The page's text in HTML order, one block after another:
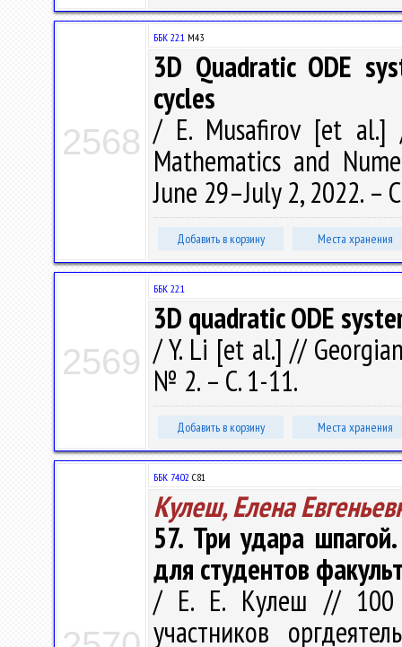
2568
ББК 22.1 М43
3D Quadratic ODE
cycles
/ E. Musafirov [et al.]
Mathematics and
June 29–July 2, 2022. –
Добавить в корзину Места хранения
2569
ББК 22.1
3D quadratic ODE
/ Y. Li [et al.] //
№ 2. – С. 1-11.
Добавить в корзину Места хранения
ББК 74.02 С81
Кулеш, Елена
57. Три удара
для студентов
/ Е. Е. Кулеш // 100
участников